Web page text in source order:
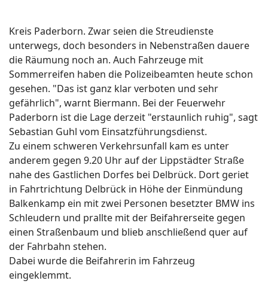
Kreis Paderborn. Zwar seien die Streudienste
unterwegs, doch besonders in Nebenstraßen dauere
die Räumung noch an. Auch Fahrzeuge mit
Sommerreifen haben die Polizeibeamten heute schon
gesehen. "Das ist ganz klar verboten und sehr
gefährlich", warnt Biermann. Bei der Feuerwehr
Paderborn ist die Lage derzeit "erstaunlich ruhig", sagt
Sebastian Guhl vom Einsatzführungsdienst.
Zu einem schweren Verkehrsunfall kam es unter
anderem gegen 9.20 Uhr auf der Lippstädter Straße
nahe des Gastlichen Dorfes bei Delbrück. Dort geriet
in Fahrtrichtung Delbrück in Höhe der Einmündung
Balkenkamp ein mit zwei Personen besetzter BMW ins
Schleudern und prallte mit der Beifahrerseite gegen
einen Straßenbaum und blieb anschließend quer auf
der Fahrbahn stehen.
Dabei wurde die Beifahrerin im Fahrzeug
eingeklemmt.